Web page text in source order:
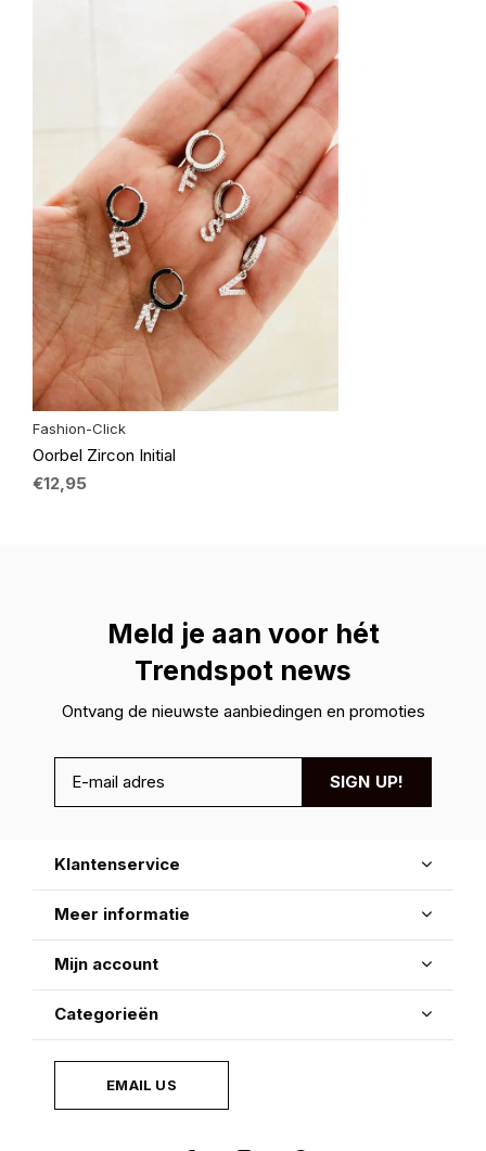
Fashion-Click
Oorbel Zircon Initial
€12,95
Meld je aan voor hét
Trendspot news
Ontvang de nieuwste aanbiedingen en promoties
SIGN UP!
Klantenservice
Meer informatie
Mijn account
Categorieën
EMAIL US